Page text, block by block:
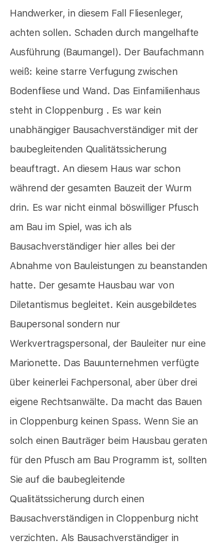
Handwerker, in diesem Fall Fliesenleger,
achten sollen. Schaden durch mangelhafte
Ausführung (Baumangel). Der Baufachmann
weiß: keine starre Verfugung zwischen
Bodenfliese und Wand. Das Einfamilienhaus
steht in Cloppenburg . Es war kein
unabhängiger Bausachverständiger mit der
baubegleitenden Qualitätssicherung
beauftragt. An diesem Haus war schon
während der gesamten Bauzeit der Wurm
drin. Es war nicht einmal böswilliger Pfusch
am Bau im Spiel, was ich als
Bausachverständiger hier alles bei der
Abnahme von Bauleistungen zu beanstanden
hatte. Der gesamte Hausbau war von
Diletantismus begleitet. Kein ausgebildetes
Baupersonal sondern nur
Werkvertragspersonal, der Bauleiter nur eine
Marionette. Das Bauunternehmen verfügte
über keinerlei Fachpersonal, aber über drei
eigene Rechtsanwälte. Da macht das Bauen
in Cloppenburg keinen Spass. Wenn Sie an
solch einen Bauträger beim Hausbau geraten
für den Pfusch am Bau Programm ist, sollten
Sie auf die baubegleitende
Qualitätssicherung durch einen
Bausachverständigen in Cloppenburg nicht
verzichten. Als Bausachverständiger in